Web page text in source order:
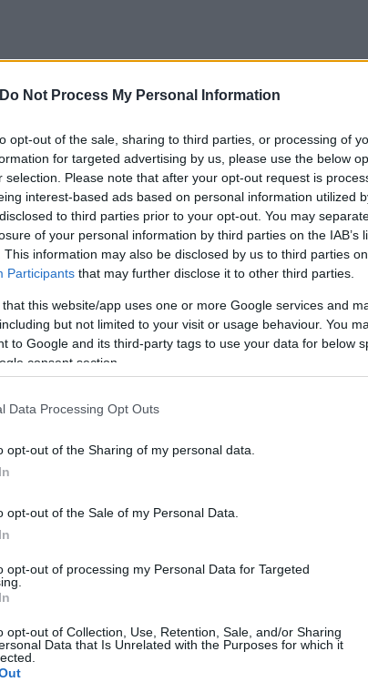
Do Not Process My Personal Information
opt-out of the sale, sharing to third parties, or processing of
for targeted advertising by us, please use the below
selection. Please note that after your opt-out request is
interest-based ads based on personal information utilized
to third parties prior to your opt-out. You may
of your personal information by third parties on the IAB’s
This information may also be disclosed by us to third parties
Participants that may further disclose it to other third parties.
that this website/app uses one or more Google services and
but not limited to your visit or usage behaviour. You
to Google and its third-party tags to use your data for below
consent section.
Data Processing Opt Outs
opt-out of the Sharing of my personal data.
opt-out of the Sale of my Personal Data.
opt-out of processing my Personal Data for Targeted
opt-out of Collection, Use, Retention, Sale, and/or Sharing
Data that Is Unrelated with the Purposes for which it
το χαμένο βάρος;
μας
έρχονται στο
μην μένεις στο σκοτάδι... ακολούθησε